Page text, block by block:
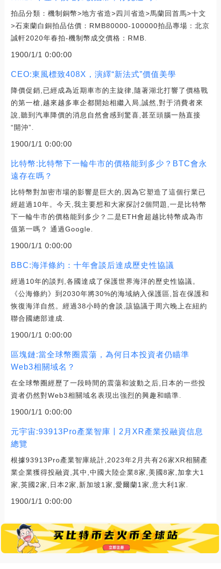
拍品分類：機制銅幣>地方省造>四川省造>馬蘭回首馬>十文
>石束蘭白銅拍品估價：RMB80000-100000拍品專場：北京
誠軒2020年春拍-機制幣成交價格：RMB.
1900/1/1 0:00:00
CEO:東風標致408X，演繹“新法式”價值美學
降價促銷,已經成為近期車市的主旋律,隨著湖北打響了價格戰
的第一槍,越來越多車企都開始相繼入局,誠然,對于消費者來
說,聽到汽車降價的消息自然會感到驚喜,甚至頭腦一熱直接
“開沖”.
1900/1/1 0:00:00
比特幣:比特幣下一輪牛市的價格能到多少？BTC會永
遠存在嗎？
比特幣對加密市場的影響是巨大的,因為它塑造了這個行業已
經超過10年。今天,我主要想和大家探討2個問題,一是比特幣
下一輪牛市的價格能到多少？二是ETH會超越比特幣成為市
值第一嗎？ 通過Google.
1900/1/1 0:00:00
BBC:海洋條約：十年會談后達成歷史性協議
經過10年的談判,各國達成了保護世界海洋的歷史性協議。
《公海條約》到2030年將30%的海域納入保護區,旨在保護和
恢復海洋自然。經過38小時的會談,該協議于周六晚上在紐約
聯合國總部達成.
1900/1/1 0:00:00
區塊鏈:當全球幣圈震蕩，為何日本投資者仍瞄準
Web3相關域名？
在全球幣圈經歷了一段時間的震蕩和波動之后,日本的一些投
資者仍然對Web3相關域名表現出強烈的興趣和瞄準.
1900/1/1 0:00:00
元宇宙:93913Pro產業智庫丨2月XR產業投融資信息
總覽
根據93913Pro產業智庫統計,2023年2月共有26家XR相關產
業企業獲得投融資,其中,中國大陸企業8家,美國8家,加拿大1
家,英國2家,日本2家,新加坡1家,愛爾蘭1家,意大利1家.
1900/1/1 0:00:00